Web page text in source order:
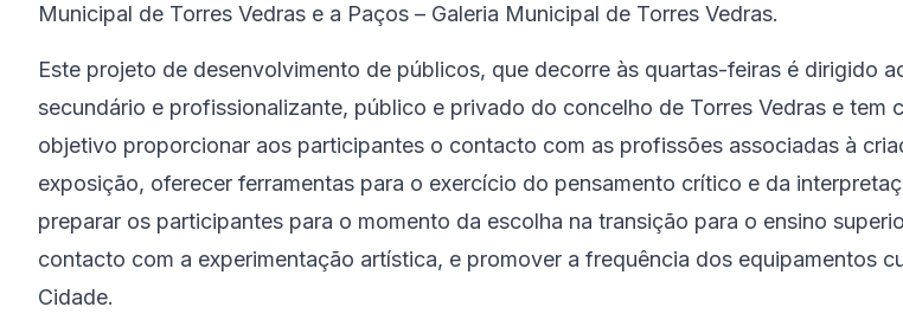
Municipal de Torres Vedras e a Paços – Galeria Municipal de Torres Vedras.
Este projeto de desenvolvimento de públicos, que decorre às quartas-feiras é dirigido
secundário e profissionalizante, público e privado do concelho de Torres Vedras e tem
objetivo proporcionar aos participantes o contacto com as profissões associadas à
exposição, oferecer ferramentas para o exercício do pensamento crítico e da
preparar os participantes para o momento da escolha na transição para o ensino
contacto com a experimentação artística, e promover a frequência dos equipamentos
Cidade.